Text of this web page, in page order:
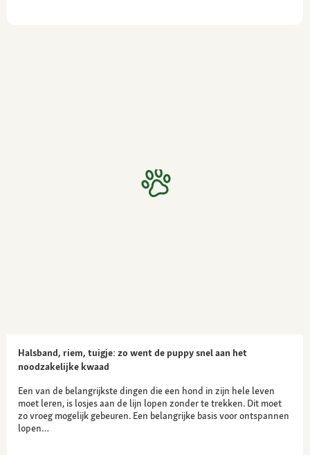
Halsband, riem, tuigje: zo went de puppy snel aan het
noodzakelijke kwaad
Een van de belangrijkste dingen die een hond in zijn hele leven
moet leren, is losjes aan de lijn lopen zonder te trekken. Dit moet
zo vroeg mogelijk gebeuren. Een belangrijke basis voor ontspannen
lopen…